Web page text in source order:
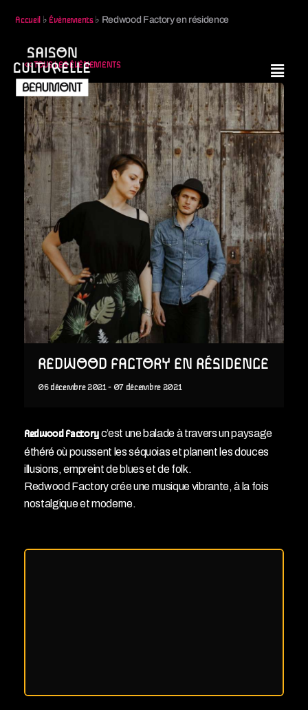
Accueil ♭ Évènements♭ Redwood Factory en résidence
<< TOUS LES ÉVÈNEMENTS
REDWOOD FACTORY EN RÉSIDENCE
06 décembre2021- 07 décembre 2021
Redwood Factoryc’est une balade à travers un paysage
éthéré où poussent les séquoias et planent les douces
illusions, empreint de blues et de folk.
Redwood Factory crée une musique vibrante, à la fois
nostalgique et moderne.